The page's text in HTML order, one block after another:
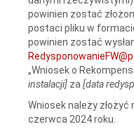
powinien zostać
postaci pliku w
powinien zostać
„Wniosek o
instalacji] za [data
Wniosek należy
czerwca 2024 roku.